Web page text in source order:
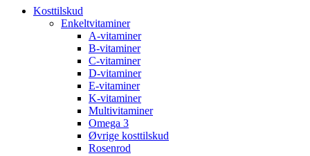
Kosttilskud
Enkeltvitaminer
A-vitaminer
B-vitaminer
C-vitaminer
D-vitaminer
E-vitaminer
K-vitaminer
Multivitaminer
Omega 3
Øvrige kosttilskud
Rosenrod